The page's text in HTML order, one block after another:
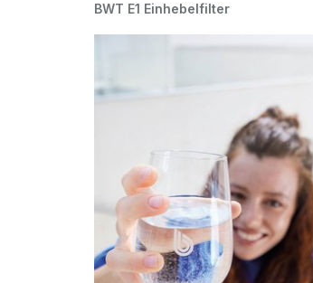
BWT E1 Einhebelfilter